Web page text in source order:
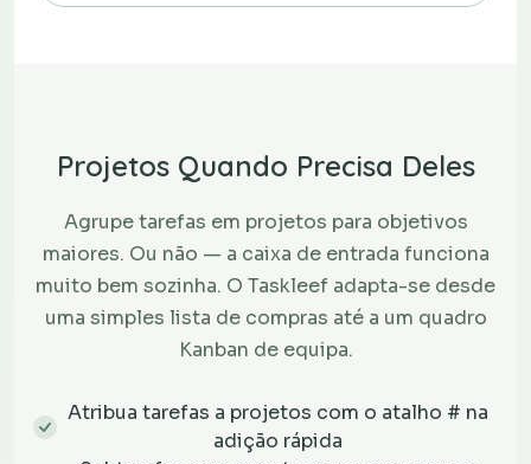
Projetos Quando Precisa Deles
Agrupe tarefas em projetos para objetivos
maiores. Ou não — a caixa de entrada funciona
muito bem sozinha. O Taskleef adapta-se desde
uma simples lista de compras até a um quadro
Kanban de equipa.
Atribua tarefas a projetos com o atalho # na
adição rápida